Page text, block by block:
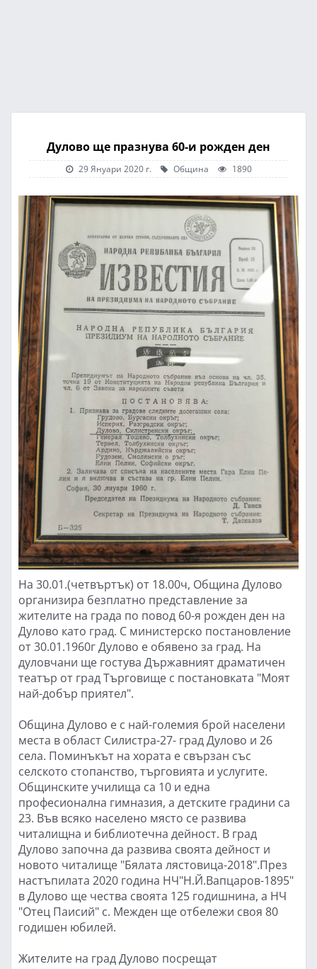
Дулово ще празнува 60-и рожден ден
29 Януари 2020 г. Община 1890
На 30.01.(четвъртък) от 18.00ч, Община Дулово
организира безплатно представление за
жителите на града по повод 60-я рожден ден на
Дулово като град. С министерско постановление
от 30.01.1960г Дулово е обявено за град. На
дуловчани ще гостува Държавният драматичен
театър от град Търговище с постановката "Моят
най-добър приятел".
Община Дулово е с най-големия брой населени
места в област Силистра-27- град Дулово и 26
села. Поминъкът на хората е свързан със
селското стопанство, търговията и услугите.
Общинските училища са 10 и една
професионална гимназия, а детските градини са
23. Във всяко населено място се развива
читалищна и библиотечна дейност. В град
Дулово започна да развива своята дейност и
новото читалище "Бялата лястовица-2018".През
настъпилата 2020 година НЧ"Н.Й.Вапцаров-1895"
в Дулово ще чества своята 125 годишнина, а НЧ
"Отец Паисий" с. Межден ще отбележи своя 80
годишен юбилей.
Жителите на град Дулово посрещат